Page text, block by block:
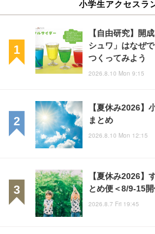
小学生アクセスラ
【自由研究】開
シュワ」はなぜ
つくってみよう
2026.8.10 Mon 9:15
【夏休み2026】
まとめ
2026.8.10 Mon 12:15
【夏休み2026】
とめ便＜8/9-15開
2026.8.7 Fri 19:45